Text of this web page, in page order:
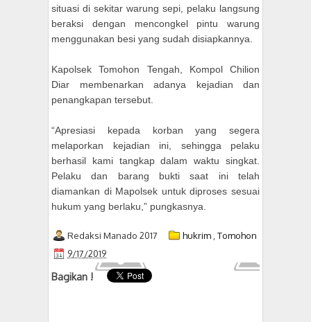
situasi di sekitar warung sepi, pelaku langsung
beraksi dengan mencongkel pintu warung
menggunakan besi yang sudah disiapkannya.
Kapolsek Tomohon Tengah, Kompol Chilion
Diar membenarkan adanya kejadian dan
penangkapan tersebut.
“Apresiasi kepada korban yang segera
melaporkan kejadian ini, sehingga pelaku
berhasil kami tangkap dalam waktu singkat.
Pelaku dan barang bukti saat ini telah
diamankan di Mapolsek untuk diproses sesuai
hukum yang berlaku,” pungkasnya.
Redaksi Manado 2017 hukrim Tomohon
9/17/2019
Bagikan !